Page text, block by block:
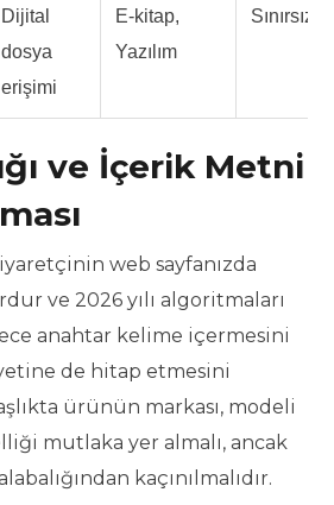
Dijital
dosya
erişimi
E-kitap,
Yazılım
Sınırsız/
ve İçerik Metni
web sayfanızda
ve 2026 yılı algoritmaları
anahtar kelime içermesini
de hitap etmesini
ürünün markası, modeli
mutlaka yer almalı, ancak
kaçınılmalıdır.